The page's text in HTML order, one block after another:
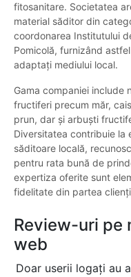
fitosanitare. Societatea
material săditor din
coordonarea Institutului
Pomicolă, furnizând
adaptați mediului local.
Gama companiei include
fructiferi precum măr,
prun, dar și arbuști
Diversitatea contribuie la
săditoare locală,
pentru rata bună de
expertiza oferite sunt
fidelitate din partea
Review-uri pe
web
Doar userii logați au